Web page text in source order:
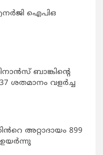
ഐപിഒ
ബാങ്കിന്റെ
ശതമാനം വളർച്ച
അറ്റാദായം 899